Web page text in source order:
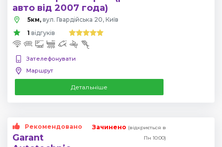
авто від 2007 года)
5км, вул. Гвардійська 20, Київ
1 відгуків
Зателефонувати
Маршрут
Детальніше
Рекомендовано
Garant
Зачинено (відкриється в
Пн 10:00)